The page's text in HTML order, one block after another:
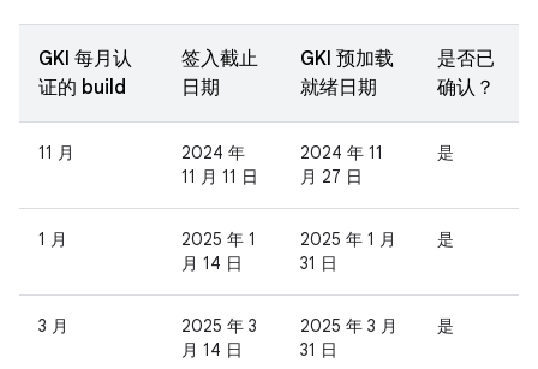
GKI 每月认
证的 build
签入截止
日期
GKI 预加载
就绪日期
是否已
确认？
11 月
2024 年
11 月 11 日
2024 年 11
月 27 日
是
1 月
2025 年 1
月 14 日
2025 年 1 月
31 日
是
3 月
2025 年 3
月 14 日
2025 年 3 月
31 日
是